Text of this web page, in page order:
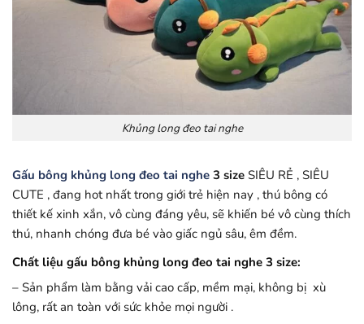
Khủng long đeo tai nghe
Gấu bông khủng long đeo tai nghe 3 size SIÊU RẺ , SIÊU
CUTE , đang hot nhất trong giới trẻ hiện nay , thú bông có
thiết kế xinh xắn, vô cùng đáng yêu, sẽ khiến bé vô cùng thích
thú, nhanh chóng đưa bé vào giấc ngủ sâu, êm đềm.
Chất liệu gấu bông khủng long đeo tai nghe 3 size:
– Sản phẩm làm bằng vải cao cấp, mềm mại, không bị xù
lông, rất an toàn với sức khỏe mọi người .